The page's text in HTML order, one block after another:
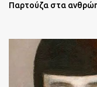
Παρτούζα στα